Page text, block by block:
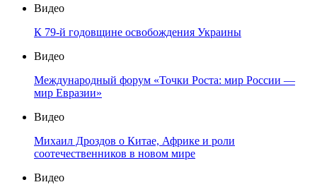
Видео
К 79-й годовщине освобождения Украины
Видео
Международный форум «Точки Роста: мир России —
мир Евразии»
Видео
Михаил Дроздов о Китае, Африке и роли
соотечественников в новом мире
Видео